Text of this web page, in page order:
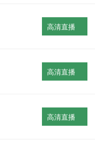
高清直播
高清直播
高清直播